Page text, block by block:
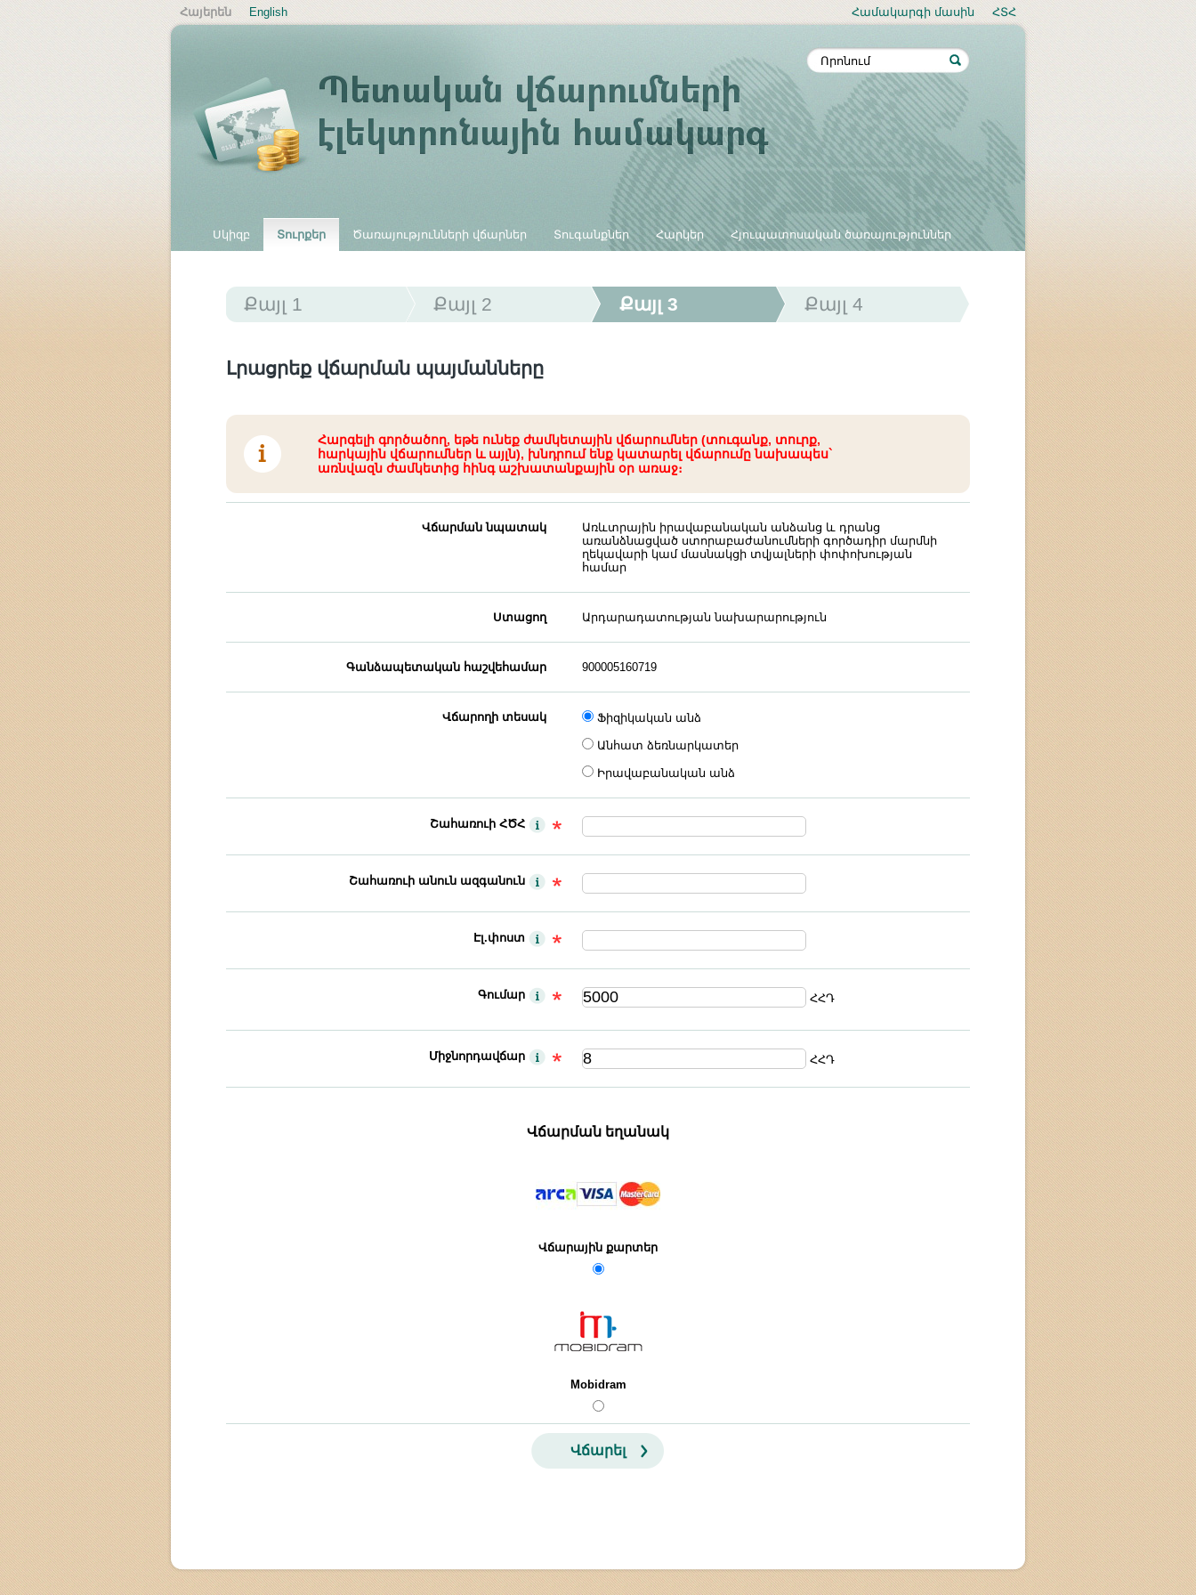
Հայերեն English Համակարգի մասին ՀՏՀ
Սկիզբ Տուրքեր Ծառայությունների վճարներ Տուգանքներ Հարկեր Հյուպատոսական ծառայություններ
Քայլ 1 Քայլ 2 Քայլ 3 Քայլ 4
Լրացրեք վճարման պայմանները
Հարգելի գործածող, եթե ունեք ժամկետային վճարումներ (տուգանք, տուրք,
հարկային վճարումներ և այլն), խնդրում ենք կատարել վճարումը նախապես`
առնվազն ժամկետից հինգ աշխատանքային օր առաջ։
Վճարման նպատակ
Առևտրային իրավաբանական անձանց և դրանց
առանձնացված ստորաբաժանումների գործադիր մարմնի
ղեկավարի կամ մասնակցի տվյալների փոփոխության
համար
Ստացող Արդարադատության նախարարություն
Գանձապետական հաշվեհամար 900005160719
Վճարողի տեսակ Ֆիզիկական անձ
Անհատ ձեռնարկատեր
Իրավաբանական անձ
Շահառուի ՀԾՀ
Շահառուի անուն ազգանուն
Էլ.փոստ
Գումար ՀՀԴ
Միջնորդավճար ՀՀԴ
Վճարման եղանակ
Վճարային քարտեր
Mobidram
Վճարել